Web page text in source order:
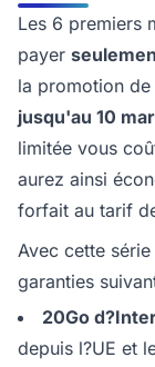
Les 6 premiers
payer
la promotion
jusqu'au 10
limitée vous
aurez ainsi
forfait au tarif
Avec cette
garanties
20Go
depuis l?UE et